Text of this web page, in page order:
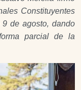
Constituyentes
de agosto, dando
parcial de la